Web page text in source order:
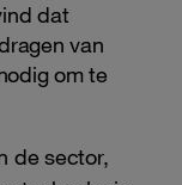
dat
van
om te
de sector,